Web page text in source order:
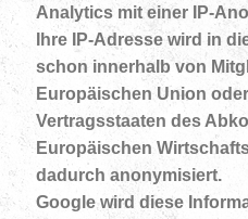
Analytics mit einer IP-
Ihre IP-Adresse wird in
schon innerhalb von
Europäischen Union
Vertragsstaaten des
Europäischen
dadurch anonymisiert.
Google wird diese